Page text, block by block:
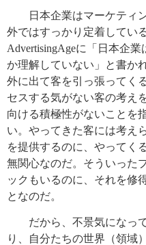
日本企業はマーケティン
外ではすっかり定着してい
AdvertisingAgeに「日本企
か理解していない」と書か
外に出て客を引っ張ってく
セスする気がない客の考え
向ける積極性がないことを
い。やってきた客には考え
を提供するのに、やってく
無関心なのだ。そういった
ックもいるのに、それを修
となのだ。
だから、不景気になって
り、自分たちの世界（領域